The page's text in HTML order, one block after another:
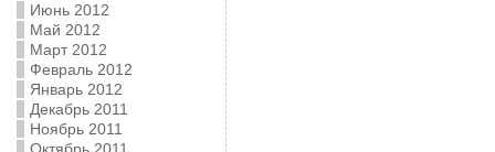
Июнь 2012
Май 2012
Март 2012
Февраль 2012
Январь 2012
Декабрь 2011
Ноябрь 2011